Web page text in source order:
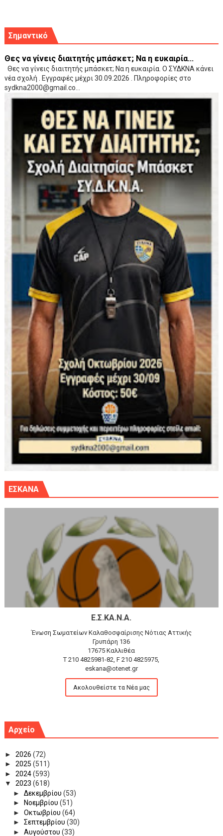
Σημαντικό
Θες να γίνεις διαιτητής μπάσκετ; Να η ευκαιρία...
Θες να γίνεις διαιτητής μπάσκετ; Να η ευκαιρία. Ο ΣΥΔΚΝΑ κάνει
νέα σχολή . Εγγραφές μέχρι 30.09.2026 . Πληροφορίες στο
sydkna2000@gmail.co...
ΕΣΚΑΝΑ
Ε.Σ.ΚΑ.Ν.Α.
Ένωση Σωματείων Καλαθοσφαίρισης Νότιας Αττικής
Γρυπάρη 136
17675 Καλλιθέα
T 210 4825981-82, F 210 4825975,
eskana@otenet.gr
Ακολουθείστε τα Νέα μας
Αρχείο
► 2026 (72)
► 2025 (511)
► 2024(593)
▼ 2023 (618)
► Δεκεμβρίου (53)
►
Νοεμβρίου (51)
► Οκτωβρίου (64)
► Σεπτεμβρίου (30)
► Αυγούστου (33)